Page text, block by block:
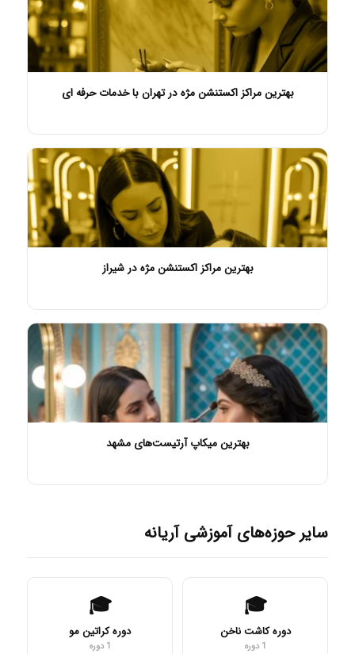
بهترین مراکز اکستنشن مژه در تهران با خدمات حرفه ای
بهترین مراکز اکستنشن مژه در شیراز
بهترین میکاپ آرتیست‌های مشهد
سایر حوزه‌های آموزشی آریانه
🎓
دوره کاشت ناخن
1 دوره
🎓
دوره کراتین مو
1 دوره